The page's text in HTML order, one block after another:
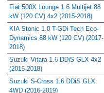
Fiat 500X Lounge 1.6 Multijet 88
kW (120 CV) 4x2 (2015-2018)
KIA Stonic 1.0 T-GDi Tech Eco-
Dynamics 88 kW (120 CV) (2017-
2018)
Suzuki Vitara 1.6 DDiS GLX 4x2
(2015-2018)
Suzuki S-Cross 1.6 DDiS GLX
4WD (2016-2019)